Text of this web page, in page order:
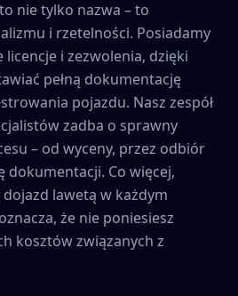
to nie tylko nazwa – to
i rzetelności. Posiadamy
i zezwolenia, dzięki
pełną dokumentację
pojazdu. Nasz zespół
zadba o sprawny
– od wyceny, przez odbiór
dokumentacji. Co więcej,
lawetą w każdym
że nie poniesiesz
kosztów związanych z